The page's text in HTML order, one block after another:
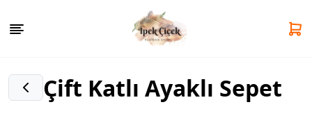
Çift Katlı Ayaklı Sepet